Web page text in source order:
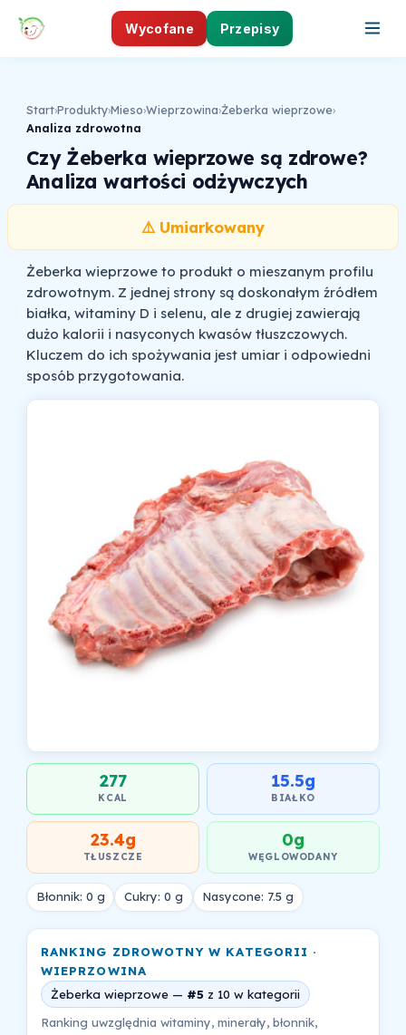
Wycofane Przepisy
Start›Produkty›Mieso›Wieprzowina›Żeberka wieprzowe›
Analiza zdrowotna
Czy Żeberka wieprzowe są zdrowe?
Analiza wartości odżywczych
⚠️ Umiarkowany
Żeberka wieprzowe to produkt o mieszanym profilu
zdrowotnym. Z jednej strony są doskonałym źródłem
białka, witaminy D i selenu, ale z drugiej zawierają
dużo kalorii i nasyconych kwasów tłuszczowych.
Kluczem do ich spożywania jest umiar i odpowiedni
sposób przygotowania.
277
KCAL
15.5g
BIAŁKO
23.4g
TŁUSZCZE
0g
WĘGLOWODANY
Błonnik: 0 g Cukry: 0 g Nasycone: 7.5 g
RANKING ZDROWOTNY W KATEGORII ·
WIEPRZOWINA
Żeberka wieprzowe — #5 z 10 w kategorii
Ranking uwzględnia witaminy, minerały, błonnik,